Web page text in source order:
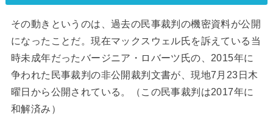
その動きというのは、過去の民事裁判の機密資料が公開
になったことだ。現在マックスウェル氏を訴えている当
時未成年だったバージニア・ロバーツ氏の、2015年に
争われた民事裁判の非公開裁判文書が、現地7月23日木
曜日から公開されている。（この民事裁判は2017年に
和解済み）